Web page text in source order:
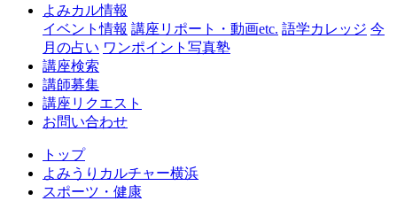
よみカル情報
イベント情報 講座リポート・動画etc. 語学カレッジ 今
月の占い ワンポイント写真塾
講座検索
講師募集
講座リクエスト
お問い合わせ
トップ
よみうりカルチャー横浜
スポーツ・健康